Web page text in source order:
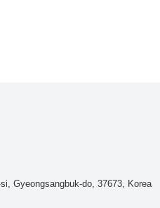
Gyeongsangbuk-do, 37673, Korea